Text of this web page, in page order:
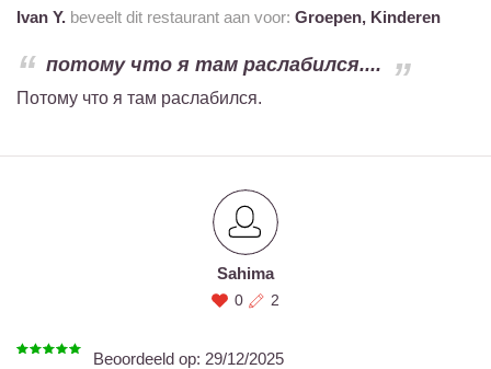
Ivan Y. beveelt dit restaurant aan voor: Groepen, Kinderen
потому что я там раслабился....
Потому что я там раслабился.
Sahima
0 2
Beoordeeld op: 29/12/2025